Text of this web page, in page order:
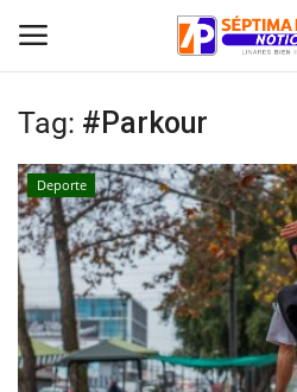
Inicio
Crónica
Policial
Tribunales
Tag: #Parkour
Deporte